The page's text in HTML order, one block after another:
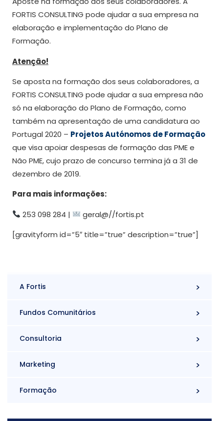
FORTIS CONSULTING pode ajudar a sua empresa na
elaboração e implementação do Plano de
Formação.
Atenção!
Se aposta na formação dos seus colaboradores, a
FORTIS CONSULTING pode ajudar a sua empresa não
só na elaboração do Plano de Formação, como
também na apresentação de uma candidatura ao
Portugal 2020 – Projetos Autónomos de Formação
que visa apoiar despesas de formação das PME e
Não PME, cujo prazo de concurso termina já a 31 de
dezembro de 2019.
Para mais informações:
253 098 284 |
geral@//fortis.pt
[gravityform id=”5″ title=”true” description=”true”]
A Fortis
Fundos Comunitários
Consultoria
Marketing
Formação